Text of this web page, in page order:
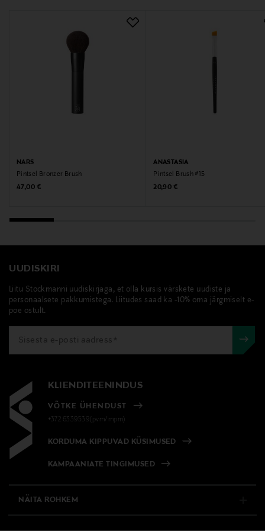
NARS
Pintsel Bronzer Brush
Original Price
47,00 €
ANASTASIA
Pintsel Brush #15
Original Price
20,90 €
UUDISKIRI
Liitu Stockmanni uudiskirjaga, et olla kursis värskete uudiste ja
personaalsete pakkumistega. Liitudes saad ka -10% oma järgmiselt e-
poe ostult.
KLIENDITEENINDUS
VÕTKE ÜHENDUST
+372 6339539(pvm/mpm)
KORDUMA KIPPUVAD KÜSIMUSED
KAMPAANIATE TINGIMUSED
NÄITA ROHKEM